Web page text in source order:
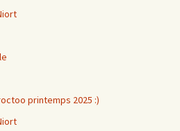
printemps 2025 :)